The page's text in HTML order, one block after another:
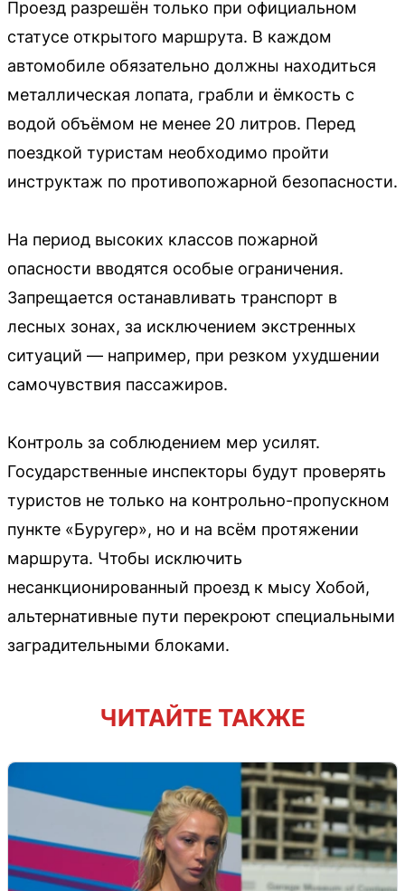
Проезд разрешён только при официальном
статусе открытого маршрута. В каждом
автомобиле обязательно должны находиться
металлическая лопата, грабли и ёмкость с
водой объёмом не менее 20 литров. Перед
поездкой туристам необходимо пройти
инструктаж по противопожарной безопасности.
На период высоких классов пожарной
опасности вводятся особые ограничения.
Запрещается останавливать транспорт в
лесных зонах, за исключением экстренных
ситуаций — например, при резком ухудшении
самочувствия пассажиров.
Контроль за соблюдением мер усилят.
Государственные инспекторы будут проверять
туристов не только на контрольно-пропускном
пункте «Буругер», но и на всём протяжении
маршрута. Чтобы исключить
несанкционированный проезд к мысу Хобой,
альтернативные пути перекроют специальными
заградительными блоками.
ЧИТАЙТЕ ТАКЖЕ